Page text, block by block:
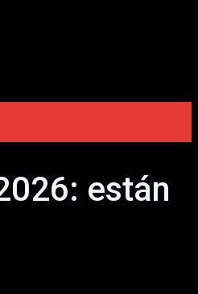
están